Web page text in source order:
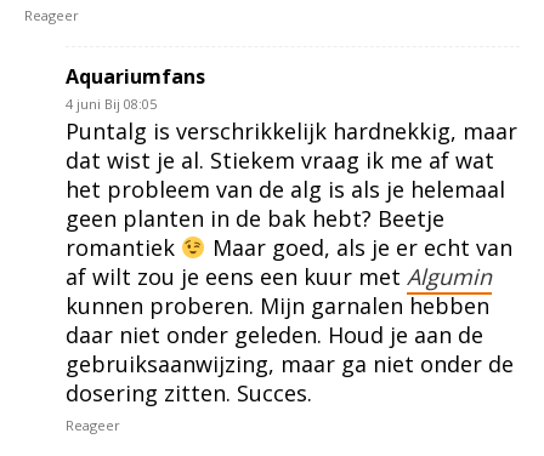
Reageer
Aquariumfans
4 juni Bij 08:05
Puntalg is verschrikkelijk hardnekkig, maar
dat wist je al. Stiekem vraag ik me af wat
het probleem van de alg is als je helemaal
geen planten in de bak hebt? Beetje
romantiek
Maar goed, als je er echt van
af wilt zou je eens een kuur met Algumin
kunnen proberen. Mijn garnalen hebben
daar niet onder geleden. Houd je aan de
gebruiksaanwijzing, maar ga niet onder de
dosering zitten. Succes.
Reageer